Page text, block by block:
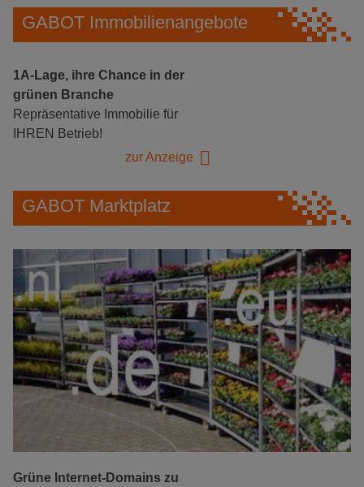
GABOT Immobilienangebote
1A-Lage, ihre Chance in der
grünen Branche
Repräsentative Immobilie für
IHREN Betrieb!
zur Anzeige
GABOT Marktplatz
Grüne Internet-Domains zu